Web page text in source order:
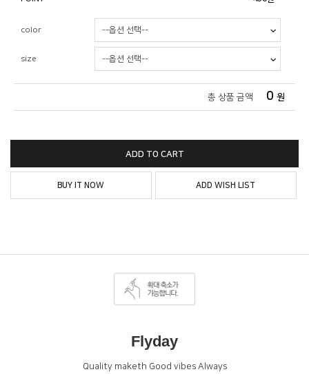
color
size
총 상품 금액 0 원
ADD TO CART
BUY IT NOW ADD WISH LIST
Flyday
Quality maketh Good vibes Always